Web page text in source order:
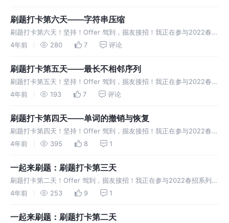
刷题打卡第六天——字符串压缩
刷题打卡第六天！坚持！Offer 驾到，掘友接招！我正在参与2022春招
系列活动-刷题打卡任务，一起来打卡吧。
4年前 280 7 评论
刷题打卡第五天——最长不相邻序列
刷题打卡第五天！坚持！Offer 驾到，掘友接招！我正在参与2022春招
系列活动-刷题打卡任务，一起来打卡吧。
4年前 193 7 评论
刷题打卡第四天——单词的撤销与恢复
刷题打卡第四天！坚持！Offer 驾到，掘友接招！我正在参与2022春招
系列活动-刷题打卡任务，一起来打卡吧。
4年前 395 8 1
一起来刷题：刷题打卡第三天
刷题打卡第二天！Offer 驾到，掘友接招！我正在参与2022春招系列活
动-刷题打卡任务，一起来打卡吧。
4年前 253 9 1
一起来刷题：刷题打卡第二天